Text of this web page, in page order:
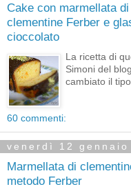
Cake con marmellata di
clementine Ferber e
cioccolato
La ricetta di
Simoni del
cambiato il
60 commenti:
venerdì 12 gennaio
Marmellata di
metodo Ferber